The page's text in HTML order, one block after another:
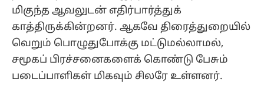
மிகுந்த ஆவலுடன் எதிர்பார்த்துக்
காத்திருக்கின்றனர். ஆகவே திரைத்துறையில்
வெறும் பொழுதுபோக்கு மட்டுமல்லாமல்,
சமூகப் பிரச்சனைகளைக் கொண்டு பேசும்
படைப்பாளிகள் மிகவும் சிலரே உள்ளனர்.